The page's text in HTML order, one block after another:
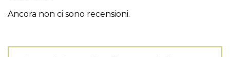
Ancora non ci sono recensioni.